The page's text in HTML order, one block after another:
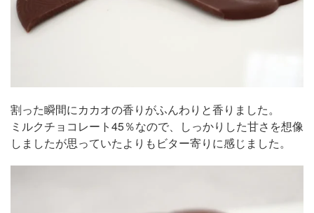
割った瞬間にカカオの香りがふんわりと香りました。
ミルクチョコレート45％なので、しっかりした甘さを想像
しましたが思っていたよりもビター寄りに感じました。